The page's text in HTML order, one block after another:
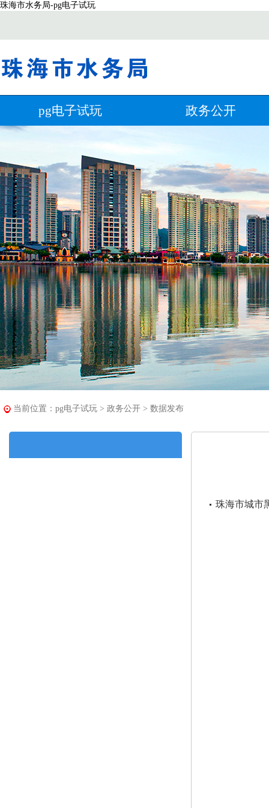
珠海市水务局-pg电子试玩
pg电子试玩 政务公开
当前位置： pg电子试玩 > 政务公开 > 数据发布
珠海市城市